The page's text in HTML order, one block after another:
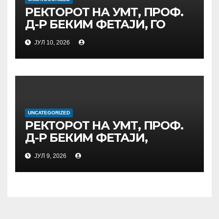
ГЛОБАЛНО ГРАЃАНСТВО
РЕКТОРОТ НА УМТ, ПРОФ.
Д-Р БЕКИМ ФЕТАЈИ, ГО
ПРЕЧЕКА НА ОФИЦИЈАЛНА
СРЕДБА ГЕНЕРАЛНИОТ
ДИРЕКТОР НА АД МЕПСО,
Д-Р БУРИМ ЛАТИФИ
ЈУЛ 10, 2026
UNCATEGORIZED
РЕКТОРОТ НА УМТ, ПРОФ.
Д-Р БЕКИМ ФЕТАЈИ,
ОДРЖА РАБОТНА СРЕДБА
СО ДИРЕКТОРОТ ОД
УНИВЕРЗИТЕТОТ SUBÜ ОД
ЈУЛ 9, 2026